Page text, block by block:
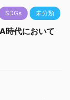
SDGs 未分類
時代において